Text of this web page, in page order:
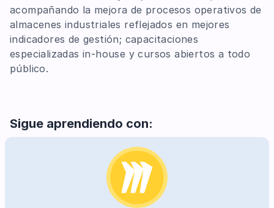
acompañando la mejora de procesos operativos de
almacenes industriales reflejados en mejores
indicadores de gestión; capacitaciones
especializadas in-house y cursos abiertos a todo
público.
Sigue aprendiendo con: